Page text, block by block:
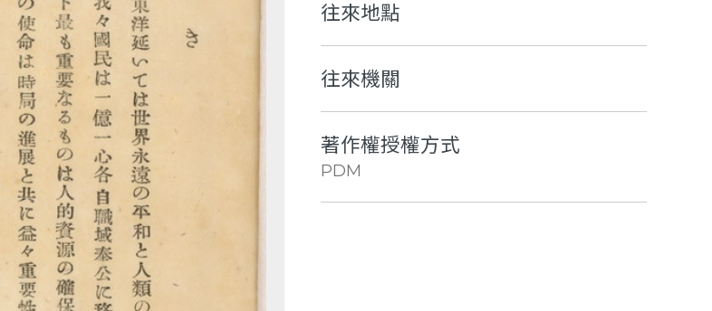
往來地點
往來機關
著作權授權方式
PDM